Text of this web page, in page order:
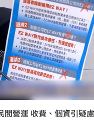
間營運 收費、個資引疑慮